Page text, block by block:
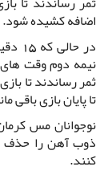
اضافه کشیده شود.
در
نیمه دوم وقت
تا پایان بازی باقی
نوجوانان مس
ذوب آهن را حذف
کنند.